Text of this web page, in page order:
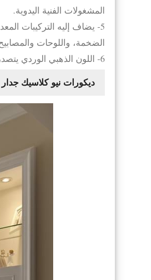
المشغولات الفنية اليدوية.
5- يضاف إليه التركيبات
الضخمة، واللوحات
6- اللون الذهبي الوردي يتصدر الاتجاهات الحالية لطراز نيوكلاسيك في التصميم الداخلي.
ديكورات نيو كلاسيك جدار